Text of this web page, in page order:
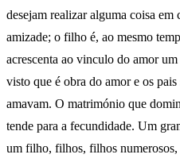
desejam realizar alguma coisa
amizade; o filho é, ao mesmo
acrescenta ao vinculo do amor
visto que é obra do amor e os
amavam. O matrimónio que
tende para a fecundidade. Um
um filho, filhos, filhos numerosos,